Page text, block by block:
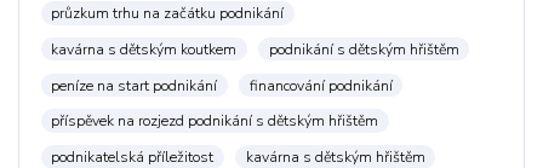
průzkum trhu na začátku podnikání
kavárna s dětským koutkem
podnikání s dětským hřištěm
peníze na start podnikání
financování podnikání
příspěvek na rozjezd podnikání s dětským hřištěm
podnikatelská příležitost
kavárna s dětským hřištěm